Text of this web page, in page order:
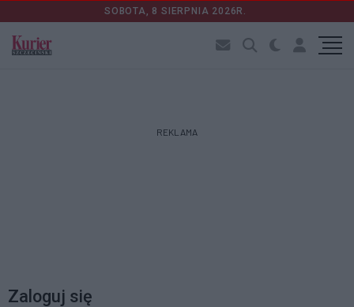
SOBOTA, 8 SIERPNIA 2026R.
REKLAMA
Zaloguj się